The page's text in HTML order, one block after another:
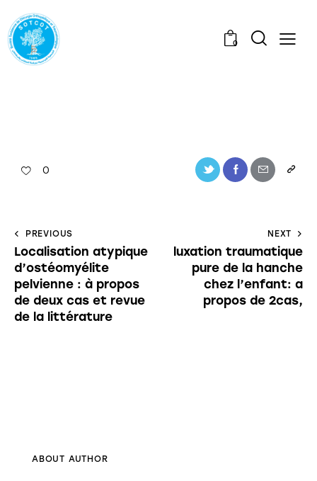
0
0
PREVIOUS
Localisation atypique
d’ostéomyélite
pelvienne : à propos
de deux cas et revue
de la littérature
NEXT
luxation traumatique
pure de la hanche
chez l’enfant: a
propos de 2cas,
ABOUT AUTHOR